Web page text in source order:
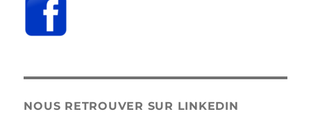
NOUS RETROUVER SUR LINKEDIN